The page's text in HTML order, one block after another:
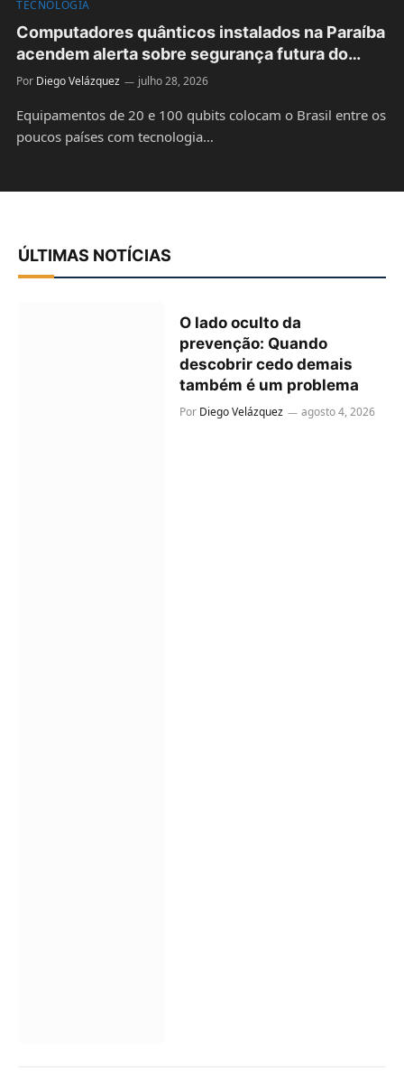
TECNOLOGIA
Computadores quânticos instalados na Paraíba
acendem alerta sobre segurança futura do
Bitcoin
Por Diego Velázquez julho 28, 2026
Equipamentos de 20 e 100 qubits colocam o Brasil entre os
poucos países com tecnologia…
ÚLTIMAS NOTÍCIAS
O lado oculto da
prevenção: Quando
descobrir cedo demais
também é um problema
Por Diego Velázquez agosto 4, 2026